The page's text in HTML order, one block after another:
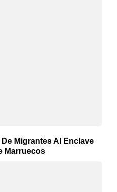
Migrantes Al Enclave
Marruecos